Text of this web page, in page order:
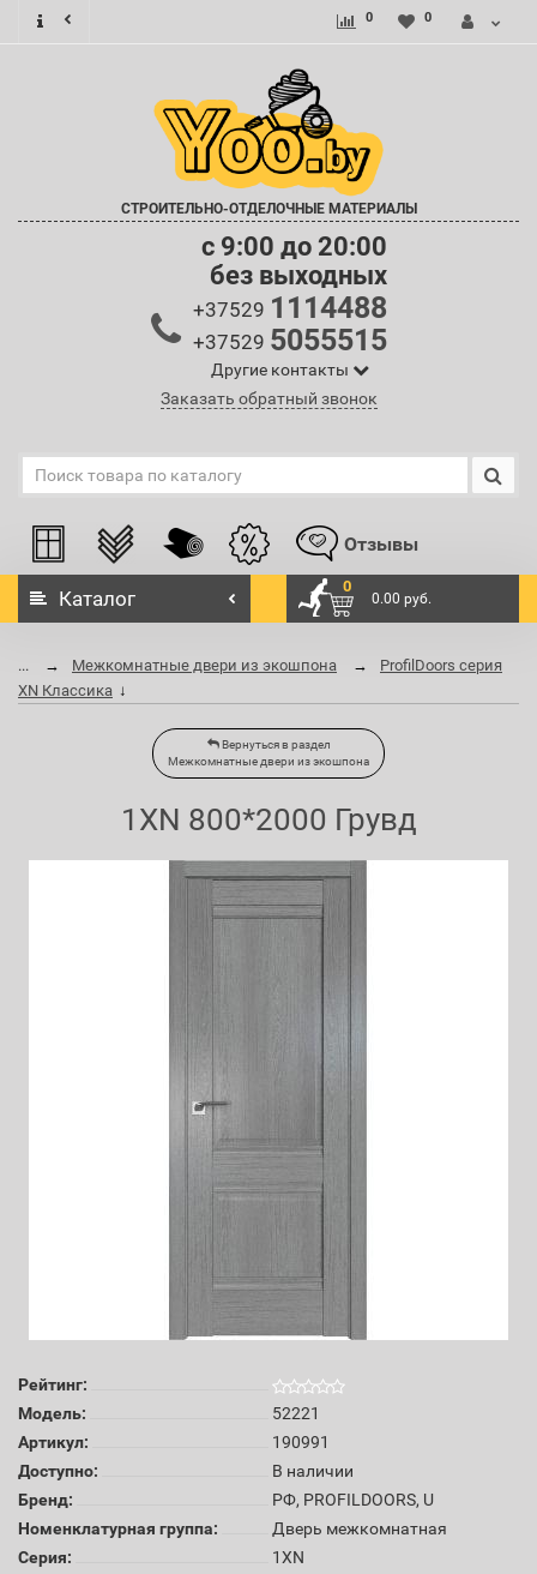
0 0
СТРОИТЕЛЬНО-ОТДЕЛОЧНЫЕ МАТЕРИАЛЫ
c 9:00 до 20:00
без выходных
+37529 1114488
+37529 5055515
Другие контакты
Заказать обратный звонок
Отзывы
Каталог
0
0.00 руб.
... Межкомнатные двери из экошпона
ProfilDoors серия
XN Классика
Вернуться в раздел
Межкомнатные двери из экошпона
1XN 800*2000 Грувд
Рейтинг:
Модель:
52221
Артикул:
190991
Доступно:
В наличии
Бренд:
РФ, PROFILDOORS, U
Номенклатурная группа:
Дверь межкомнатная
Серия:
1XN